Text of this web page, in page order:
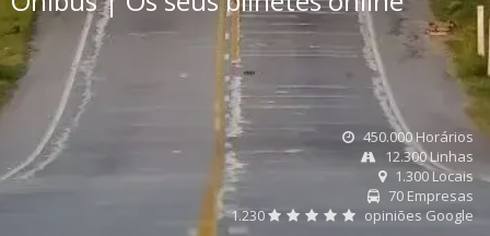
450.000 Horários
12.300 Linhas
1.300 Locais
70 Empresas
1.230
opiniões Google